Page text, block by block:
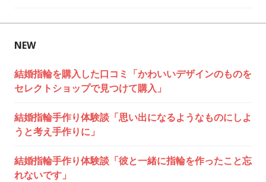
ビ
ー
シ
ョ
ン
NEW
結婚指輪を購入した口コミ「かわいいデザインのものを
セレクトショップで見つけて購入」
結婚指輪手作り体験談「思い出になるようなものにしよ
うと考え手作りに」
結婚指輪手作り体験談「彼と一緒に指輪を作ったこと忘
れないです」